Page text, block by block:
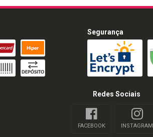
Segurança
Redes Sociais
FACEBOOK INSTAGRAM